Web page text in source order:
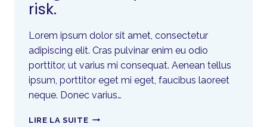
risk.
Lorem ipsum dolor sit amet, consectetur
adipiscing elit. Cras pulvinar enim eu odio
porttitor, ut varius mi consequat. Aenean tellus
ipsum, porttitor eget mi eget, faucibus laoreet
neque. Donec varius…
LIRE LA SUITE